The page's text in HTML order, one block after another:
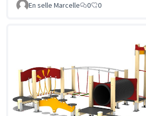
En selle Marcelle
0 0